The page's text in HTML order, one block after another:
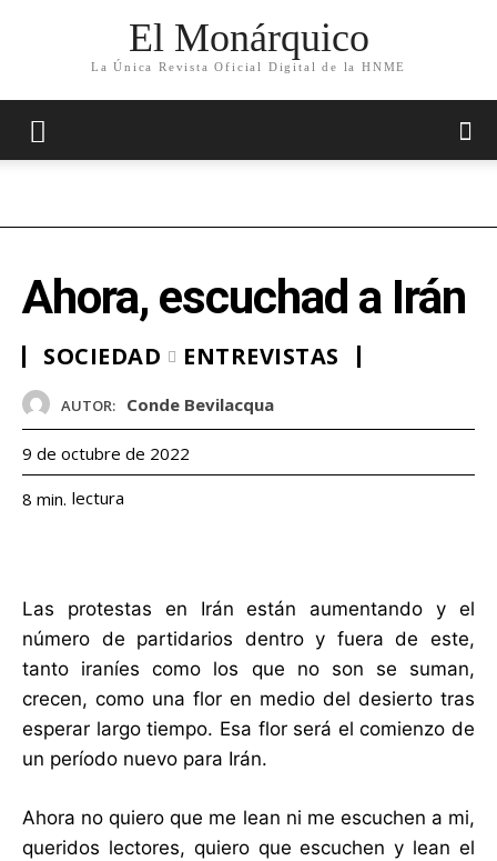
El Monárquico
La Única Revista Oficial Digital de la HNME
Ahora, escuchad a Irán
SOCIEDAD ENTREVISTAS
AUTOR: Conde Bevilacqua
9 de octubre de 2022
8 min. lectura
Las protestas en Irán están aumentando y el
número de partidarios dentro y fuera de este,
tanto iraníes como los que no son se suman,
crecen, como una flor en medio del desierto tras
esperar largo tiempo. Esa flor será el comienzo de
un período nuevo para Irán.
Ahora no quiero que me lean ni me escuchen a mi,
queridos lectores, quiero que escuchen y lean el